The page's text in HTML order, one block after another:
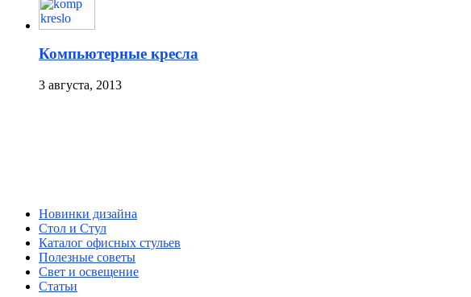
Компьютерные кресла
3 августа, 2013
Новинки дизайна
Стол и Стул
Каталог офисных стульев
Полезные советы
Свет и освещение
Статьи